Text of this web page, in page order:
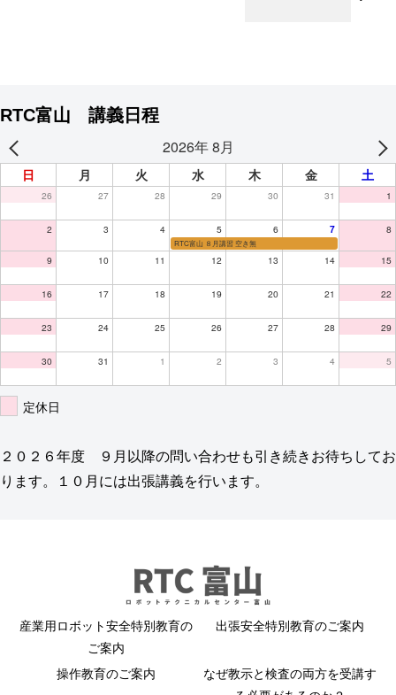
RTC富山 講義日程
2026年 8月
日 月 火 水 木 金 土
26 27 28 29 30 31 1
2 3 4 5 6 7 8
RTC富山 ８月講習 空き無
9 10 11 12 13 14 15
16 17 18 19 20 21 22
23 24 25 26 27 28 29
30 31 1 2 3 4 5
定休日
２０２６年度 ９月以降の問い合わせも引き続きお待ちしてお
ります。１０月には出張講義を行います。
産業用ロボット安全特別教育の
ご案内
出張安全特別教育のご案内
操作教育のご案内
なぜ教示と検査の両方を受講す